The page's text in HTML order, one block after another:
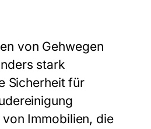
von Gehwegen
stark
Sicherheit für
Immobilien, die